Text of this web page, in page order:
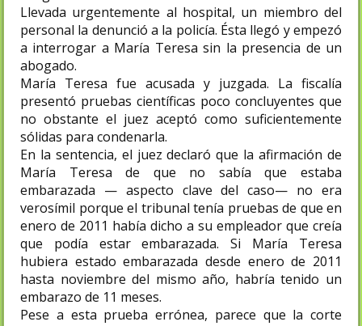
Llevada urgentemente al hospital, un miembro del
personal la denunció a la policía. Ésta llegó y empezó
a interrogar a María Teresa sin la presencia de un
abogado.
María Teresa fue acusada y juzgada. La fiscalía
presentó pruebas científicas poco concluyentes que
no obstante el juez aceptó como suficientemente
sólidas para condenarla.
En la sentencia, el juez declaró que la afirmación de
María Teresa de que no sabía que estaba
embarazada — aspecto clave del caso— no era
verosímil porque el tribunal tenía pruebas de que en
enero de 2011 había dicho a su empleador que creía
que podía estar embarazada. Si María Teresa
hubiera estado embarazada desde enero de 2011
hasta noviembre del mismo año, habría tenido un
embarazo de 11 meses.
Pese a esta prueba errónea, parece que la corte